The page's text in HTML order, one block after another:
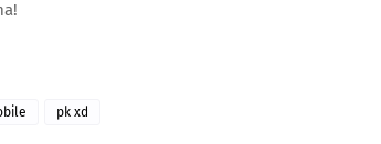
pk xd